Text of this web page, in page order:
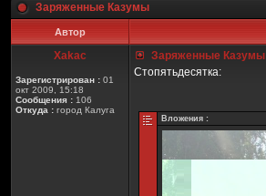
Заряженные Казумы
Автор
Xakac
Зарегистрирован : 01
окт 2009, 15:18
Сообщения : 106
Откуда : город Калуга
Заряженные Казумы
Стопятьдесятка:
Вложения :